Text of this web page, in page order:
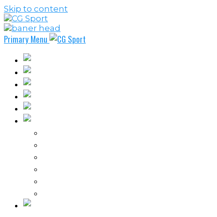
Skip to content
Primary Menu